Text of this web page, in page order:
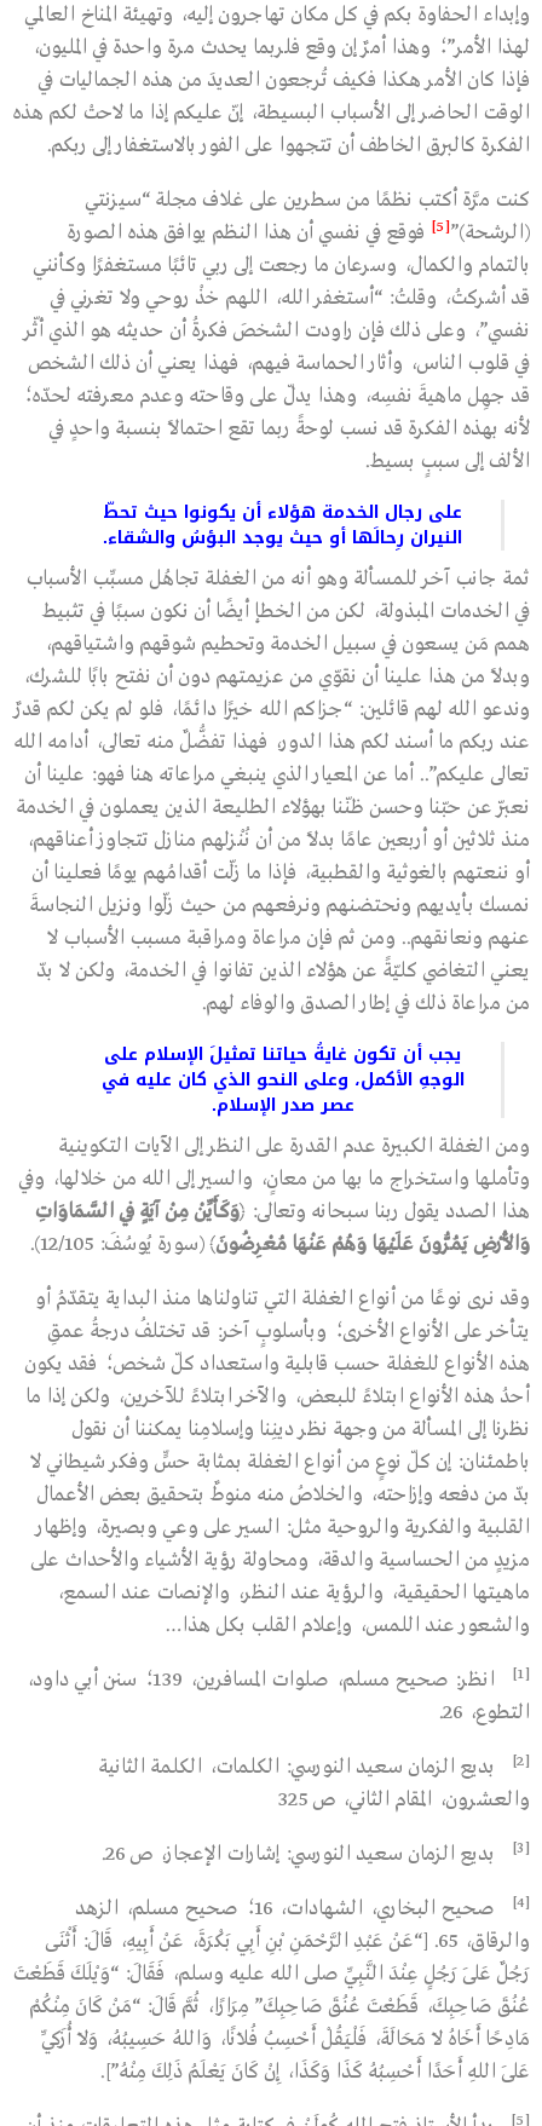
وإبداء الحفاوة بكم في كل مكان تهاجرون إليه، وتهيئة المناخ العالمي
لهذا الأمر”؛ وهذا أمرٌ إن وقع فلربما يحدث مرة واحدة في المليون،
فإذا كان الأمر هكذا فكيف تُرجعون العديدَ من هذه الجماليات في
الوقت الحاضر إلى الأسباب البسيطة، إنّ عليكم إذا ما لاحتْ لكم هذه
الفكرة كالبرق الخاطف أن تتجهوا على الفور بالاستغفار إلى ربكم.
كنت مرَّة أكتب نظمًا من سطرين على غلاف مجلة “سيزنتي
(الرشحة)”[5]
فوقع في نفسي أن هذا النظم يوافق هذه الصورة
بالتمام والكمال، وسرعان ما رجعت إلى ربي تائبًا مستغفرًا وكأنني
قد أشركتُ، وقلتُ: “أستغفر الله، اللهم خذْ روحي ولا تغرني في
نفسي”، وعلى ذلك فإن راودت الشخصَ فكرةُ أن حديثه هو الذي أثّر
في قلوب الناس، وأثار الحماسة فيهم، فهذا يعني أن ذلك الشخص
قد جهِل ماهيةَ نفسِه، وهذا يدلّ على وقاحته وعدم معرفته لحدّه؛
لأنه بهذه الفكرة قد نسب لوحةً ربما تقع احتمالًا بنسبة واحدٍ في
الألف إلى سببٍ بسيط.
على رجال الخدمة هؤلاء أن يكونوا حيث تحطّ
النيران رِحالَها أو حيث يوجد البؤسُ والشقاء.
ثمة جانب آخر للمسألة وهو أنه من الغفلة تجاهُل مسبِّب الأسباب
في الخدمات المبذولة، لكن من الخطإ أيضًا أن نكون سببًا في تثبيط
همم مَن يسعون في سبيل الخدمة وتحطيم شوقهم واشتياقهم،
وبدلًا من هذا علينا أن نقوّي من عزيمتهم دون أن نفتح بابًا للشرك،
وندعو الله لهم قائلين: “جزاكم الله خيرًا دائمًا، فلو لم يكن لكم قدرٌ
عند ربكم ما أسند لكم هذا الدور، فهذا تفضُّلٌ منه تعالى، أدامه الله
تعالى عليكم”.. أما عن المعيار الذي ينبغي مراعاته هنا فهو: علينا أن
نعبّر عن حبّنا وحسن ظنّنا بهؤلاء الطليعة الذين يعملون في الخدمة
منذ ثلاثين أو أربعين عامًا بدلًا من أن نُنْزلهم منازل تتجاوز أعناقهم،
أو ننعتهم بالغوثية والقطبية، فإذا ما زلّت أقدامُهم يومًا فعلينا أن
نمسك بأيديهم ونحتضنهم ونرفعهم من حيث زلّوا ونزيل النجاسةَ
عنهم ونعانقهم.. ومن ثم فإن مراعاة ومراقبة مسبب الأسباب لا
يعني التغاضي كليّةً عن هؤلاء الذين تفانوا في الخدمة، ولكن لا بدّ
من مراعاة ذلك في إطار الصدق والوفاء لهم.
يجب أن تكون غايةُ حياتنا تمثيلَ الإسلام على
الوجهِ الأكمل، وعلى النحو الذي كان عليه في
عصر صدر الإسلام.
ومن الغفلة الكبيرة عدم القدرة على النظر إلى الآيات التكوينية
وتأملها واستخراج ما بها من معانٍ، والسير إلى الله من خلالها، وفي
هذا الصدد يقول ربنا سبحانه وتعالى: ﴿وَكَأَيِّنْ مِنْ آيَةٍ فِي السَّمَاوَاتِ
وَالأَرْضِ يَمُرُّونَ عَلَيْهَا وَهُمْ عَنْهَا مُعْرِضُونَ﴾ (سورة يُوسُفَ: 12/105).
وقد نرى نوعًا من أنواع الغفلة التي تناولناها منذ البداية يتقدّمُ أو
يتأخر على الأنواع الأخرى؛ وبأسلوبٍ آخر: قد تختلفُ درجةُ عمقِ
هذه الأنواع للغفلة حسب قابلية واستعداد كلّ شخص؛ فقد يكون
أحدُ هذه الأنواع ابتلاءً للبعض، والآخر ابتلاءً للآخرين، ولكن إذا ما
نظرنا إلى المسألة من وجهة نظر دينِنا وإسلامِنا يمكننا أن نقول
باطمئنان: إن كلّ نوعٍ من أنواع الغفلة بمثابة حسٍّ وفكر شيطاني لا
بدّ من دفعه وإزاحته، والخلاصُ منه منوطٌ بتحقيق بعض الأعمال
القلبية والفكرية والروحية مثل: السير على وعي وبصيرة، وإظهار
مزيدٍ من الحساسية والدقة، ومحاولة رؤية الأشياء والأحداث على
ماهيتها الحقيقية، والرؤية عند النظر، والإنصات عند السمع،
والشعور عند اللمس، وإعلام القلب بكل هذا…
[1]
انظر: صحيح مسلم، صلوات المسافرين، 139؛ سنن أبي داود،
التطوع، 26.
[2]
بديع الزمان سعيد النورسي: الكلمات، الكلمة الثانية
والعشرون، المقام الثاني، ص 325
[3] بديع الزمان سعيد النورسي: إشارات الإعجاز، ص 26.
[4]
صحيح البخاري، الشهادات، 16؛ صحيح مسلم، الزهد
والرقاق، 65. [“عَنْ عَبْدِ الرَّحْمَنِ بْنِ أَبِي بَكْرَةَ، عَنْ أَبِيهِ، قَالَ: أَثْنَى
رَجُلٌ عَلَى رَجُلٍ عِنْدَ النَّبِيِّ صلى الله عليه وسلم، فَقَالَ: “وَيْلَكَ قَطَعْتَ
عُنُقَ صَاحِبِكَ، قَطَعْتَ عُنُقَ صَاحِبِكَ” مِرَارًا، ثُمَّ قَالَ: “مَنْ كَانَ مِنْكُمْ
مَادِحًا أَخَاهُ لَا مَحَالَةَ، فَلْيَقُلْ أَحْسِبُ فُلَانًا، وَاللهُ حَسِيبُهُ، وَلَا أُزَكِّي
عَلَى اللهِ أَحَدًا أَحْسِبُهُ كَذَا وَكَذَا، إِنْ كَانَ يَعْلَمُ ذَلِكَ مِنْهُ”].
[5]